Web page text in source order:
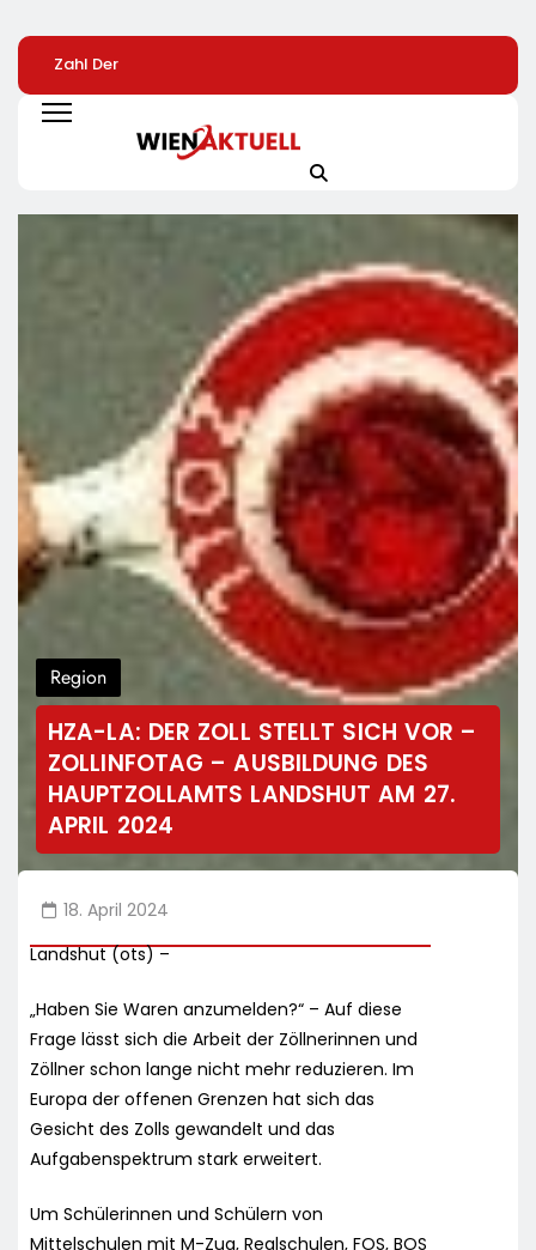
Zahl Der
Leistungsminderungen
Ist 2025 Gegenüber
Dem Vorjahr
Verbraucher Das
Laserentfernungsmessgerät
Globalerfolg:
Region
HZA-LA: DER ZOLL STELLT SICH VOR –
ZOLLINFOTAG – AUSBILDUNG DES
HAUPTZOLLAMTS LANDSHUT AM 27.
APRIL 2024
18. April 2024
Landshut (ots) –
„Haben Sie Waren anzumelden?“ – Auf diese
Frage lässt sich die Arbeit der Zöllnerinnen und
Zöllner schon lange nicht mehr reduzieren. Im
Europa der offenen Grenzen hat sich das
Gesicht des Zolls gewandelt und das
Aufgabenspektrum stark erweitert.
Um Schülerinnen und Schülern von
Mittelschulen mit M-Zug, Realschulen, FOS, BOS